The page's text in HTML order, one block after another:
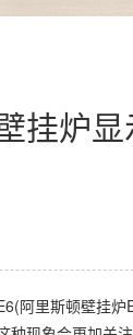
挂炉
里斯顿壁挂炉